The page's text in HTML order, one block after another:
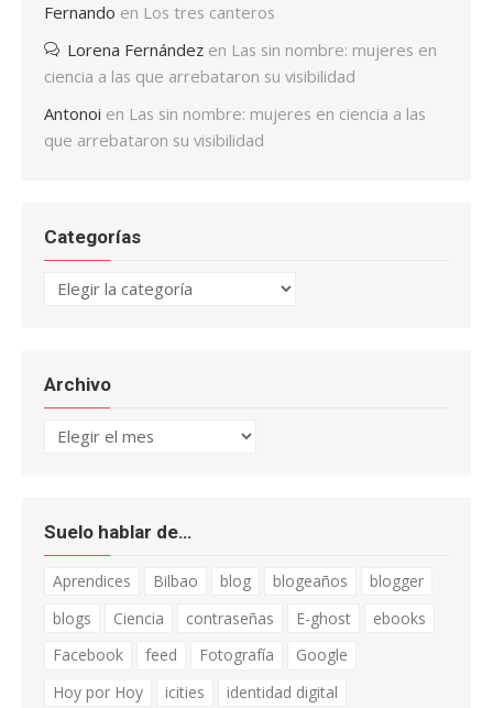
Fernando en Los tres canteros
Lorena Fernández en Las sin nombre: mujeres en
ciencia a las que arrebataron su visibilidad
Antonoi en Las sin nombre: mujeres en ciencia a las
que arrebataron su visibilidad
Categorías
Categorías
Archivo
Archivo
Suelo hablar de…
Aprendices Bilbao blog blogeaños
blogger
blogs
Ciencia contraseñas E-ghost
ebooks
Facebook
feed Fotografía
Google
Hoy por Hoy
icities
identidad digital